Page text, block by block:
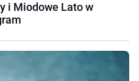
i Miodowe Lato w